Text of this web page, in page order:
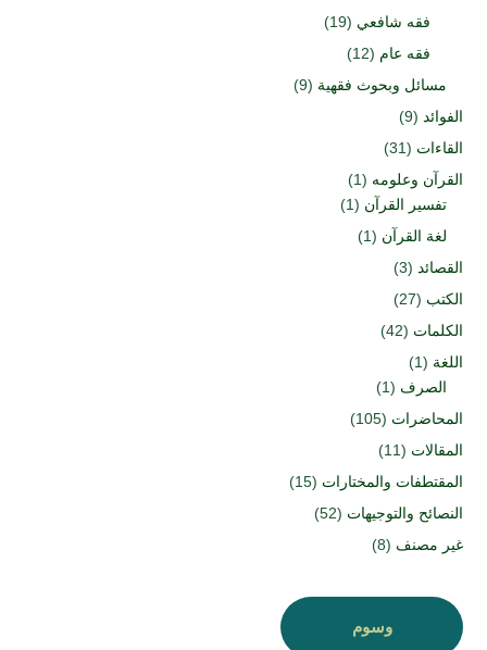
فقه شافعي (19)
فقه عام (12)
مسائل وبحوث فقهية (9)
الفوائد (9)
القاءات (31)
القرآن وعلومه (1)
تفسير القرآن (1)
لغة القرآن (1)
القصائد (3)
الكتب (27)
الكلمات (42)
اللغة (1)
الصرف (1)
المحاضرات (105)
المقالات (11)
المقتطفات والمختارات (15)
النصائح والتوجيهات (52)
غير مصنف (8)
وسوم